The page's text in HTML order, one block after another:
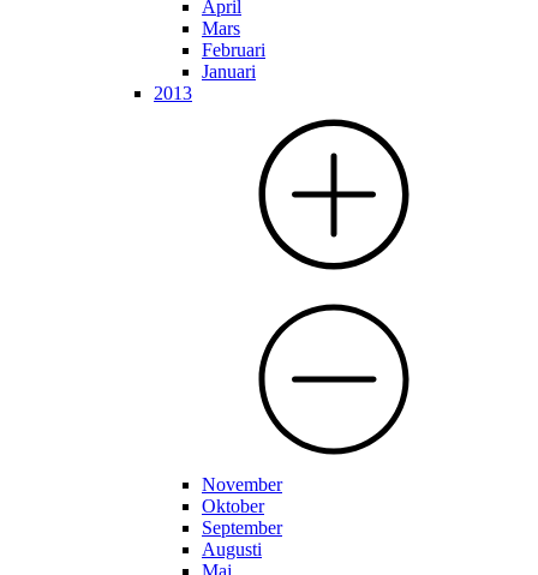
April
Mars
Februari
Januari
2013
November
Oktober
September
Augusti
Maj